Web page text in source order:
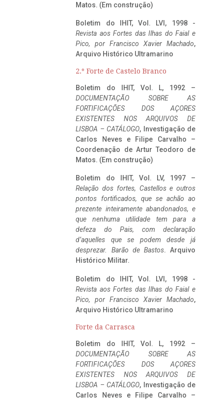
Matos. (Em construção)
Boletim do IHIT, Vol. LVI, 1998 -
Revista aos Fortes das Ilhas do Faial e
Pico, por Francisco Xavier Machado,
Arquivo Histórico Ultramarino
2.º Forte de Castelo Branco
Boletim do IHIT, Vol. L, 1992 –
DOCUMENTAÇÃO SOBRE AS
FORTIFICAÇÕES DOS AÇORES
EXISTENTES NOS ARQUIVOS DE
LISBOA – CATÁLOGO, Investigação de
Carlos Neves e Filipe Carvalho –
Coordenação de Artur Teodoro de
Matos. (Em construção)
Boletim do IHIT, Vol. LV, 1997 –
Relação dos fortes, Castellos e outros
pontos fortificados, que se achão ao
prezente inteiramente abandonados, e
que nenhuma utilidade tem para a
defeza do Pais, com declaração
d’aquelles que se podem desde já
desprezar. Barão de Bastos. Arquivo
Histórico Militar.
Boletim do IHIT, Vol. LVI, 1998 -
Revista aos Fortes das Ilhas do Faial e
Pico, por Francisco Xavier Machado,
Arquivo Histórico Ultramarino
Forte da Carrasca
Boletim do IHIT, Vol. L, 1992 –
DOCUMENTAÇÃO SOBRE AS
FORTIFICAÇÕES DOS AÇORES
EXISTENTES NOS ARQUIVOS DE
LISBOA – CATÁLOGO, Investigação de
Carlos Neves e Filipe Carvalho –